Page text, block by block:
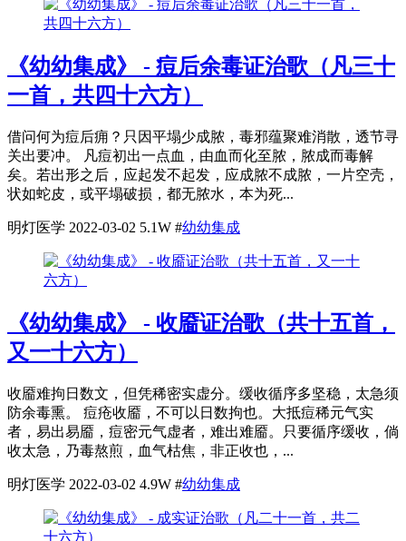
《幼幼集成》 - 痘后余毒证治歌（凡三十
一首，共四十六方）
借问何为痘后痈？只因平塌少成脓，毒邪蕴聚难消散，透节寻
关出要冲。 凡痘初出一点血，由血而化至脓，脓成而毒解
矣。若出形之后，应起发不起发，应成脓不成脓，一片空壳，
状如蛇皮，或平塌破损，都无脓水，本为死...
明灯医学 2022-03-02 5.1W #幼幼集成
《幼幼集成》 - 收靥证治歌（共十五首，
又一十六方）
收靥难拘日数文，但凭稀密实虚分。缓收循序多坚稳，太急须
防余毒熏。 痘疮收靥，不可以日数拘也。大抵痘稀元气实
者，易出易靥，痘密元气虚者，难出难靥。只要循序缓收，倘
收太急，乃毒熬煎，血气枯焦，非正收也，...
明灯医学 2022-03-02 4.9W #幼幼集成